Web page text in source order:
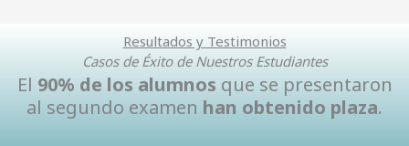
Resultados y Testimonios
Casos de Éxito de Nuestros Estudiantes
El 90% de los alumnos que se presentaron
al segundo examen han obtenido plaza.